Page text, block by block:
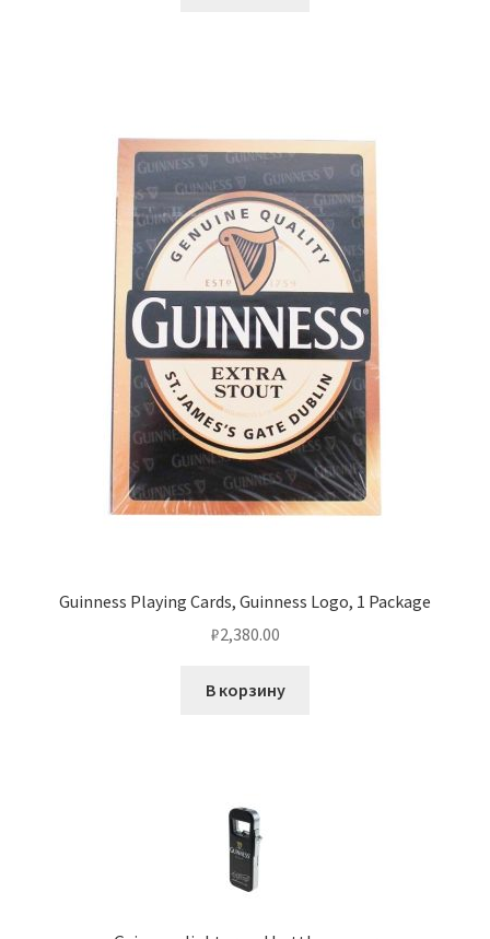
Guinness Playing Cards, Guinness Logo, 1 Package
₽2,380.00
В корзину